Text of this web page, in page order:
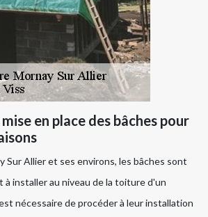
en place des bâches pour
Sur Allier et ses environs, les bâches sont
à installer au niveau de la toiture d'un
nécessaire de procéder à leur installation